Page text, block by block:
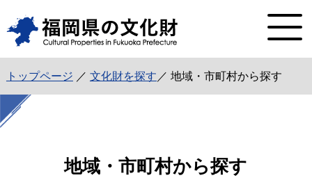
トップページ ／ 文化財を探す ／ 地域・市町村から探す
地域・市町村から探す